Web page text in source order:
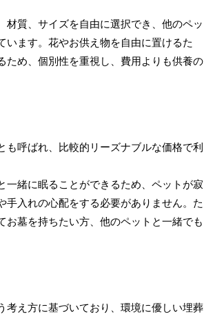
質、サイズを自由に選択でき、他のペッ
います。花やお供え物を自由に置けるた
ため、個別性を重視し、費用よりも供養の
呼ばれ、比較的リーズナブルな価格で利
緒に眠ることができるため、ペットが寂
手入れの心配をする必要がありません。た
墓を持ちたい方、他のペットと一緒でも
考え方に基づいており、環境に優しい埋葬